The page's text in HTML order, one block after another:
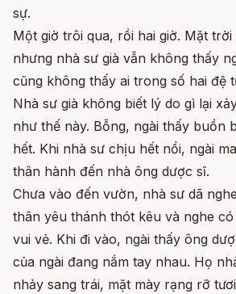
sự.
Một giờ trôi qua, rồi hai giờ. Mặt
nhưng nhà sư già vẫn không thấy
cũng không thấy ai trong số hai đệ
Nhà sư già không biết lý do gì lại
như thế này. Bỗng, ngài thấy buồn
hết. Khi nhà sư chịu hết nổi, ngài
thân hành đến nhà ông dược sĩ.
Chưa vào đến vườn, nhà sư dã
thân yêu thánh thót kêu và nghe
vui vẻ. Khi đi vào, ngài thấy ông
của ngài đang nắm tay nhau. Họ
nhảy sang trái, mặt mày rạng rỡ